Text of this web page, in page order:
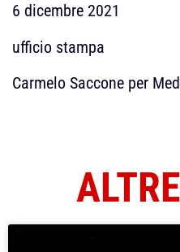
6 dicembre 2021
ufficio stampa
Carmelo Saccone per